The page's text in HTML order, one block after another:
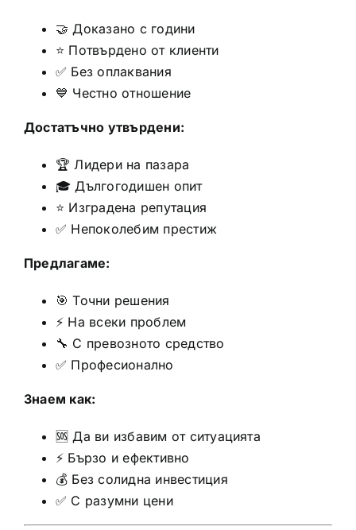
🤝 Доказано с години
⭐ Потвърдено от клиенти
✅ Без оплаквания
💙 Честно отношение
Достатъчно утвърдени:
🏆 Лидери на пазара
🎓 Дългогодишен опит
⭐ Изградена репутация
✅ Непоколебим престиж
Предлагаме:
🎯 Точни решения
⚡ На всеки проблем
🔧 С превозното средство
✅ Професионално
Знаем как:
🆘 Да ви избавим от ситуацията
⚡ Бързо и ефективно
💰 Без солидна инвестиция
✅ С разумни цени